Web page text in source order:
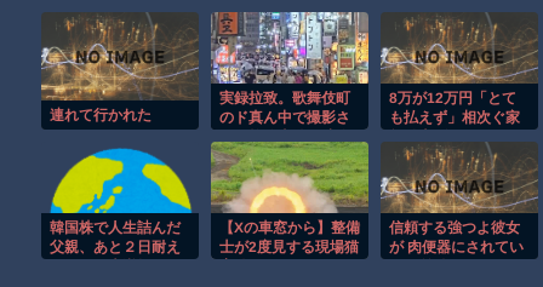
連れて行かれた
実録拉致。歌舞伎町
のド真ん中で撮影さ
がこちら。
8万が12万円「とて
も払えず」相次ぐ家
ば・・・？
韓国株で人生詰んだ
父親、あと２日耐え
【Xの車窓から】整備
士が2度見する現場猫
信頼する強つよ彼女
が 肉便器にされてい